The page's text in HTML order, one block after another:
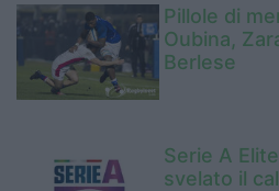
Pillole di
Oubina,
Berlese
Serie A
svelato il